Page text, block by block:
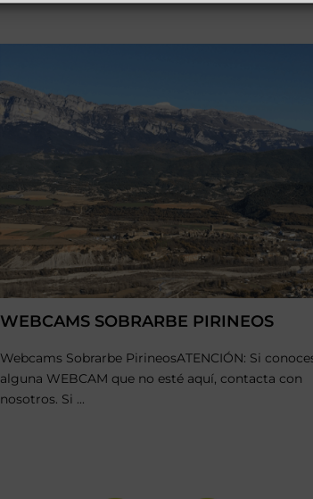
WEBCAMS SOBRARBE PIRINEOS
Webcams Sobrarbe PirineosATENCIÓN: Si
alguna WEBCAM que no esté aquí, contacta con
nosotros. Si ...